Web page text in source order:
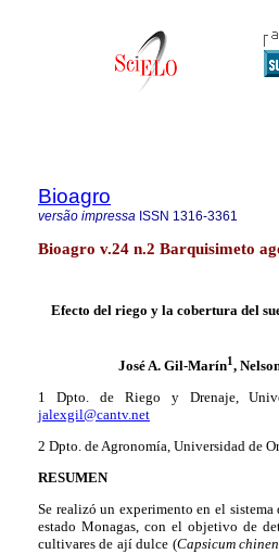
Bioagro
versão impressa ISSN 1316-3361
Bioagro v.24 n.2 Barquisimeto
Efecto del riego y la cobertura del
José A. Gil-Marín1,
1 Dpto. de Riego y Drenaje,
jalexgil@cantv.net
2 Dpto. de Agronomía, Universidad de
RESUMEN
Se realizó un experimento en el
estado Monagas, con el objetivo de
cultivares de ají dulce (Capsicum